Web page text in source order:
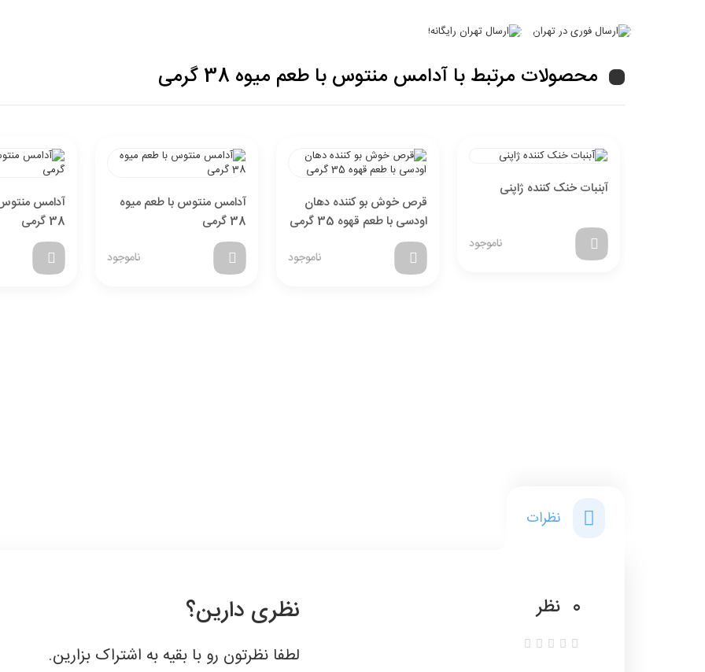
محصولات مرتبط با آدامس منتوس با طعم میوه 38 گرمی
آبنبات خنک کننده ژاپنی
ناموجود
قرص خوش بو کننده دهان
اودسی با طعم قهوه 35 گرمی
ناموجود
آدامس منتوس با طعم میوه
38 گرمی
ناموجود
آدامس منتوس
38 گرمی
نظرات
0 نظر نظری دارین؟
لطفا نظرتون رو با بقیه به اشتراک بزارین.
بگیرید.
قیمت جدید کالا 26,000,000 تومان